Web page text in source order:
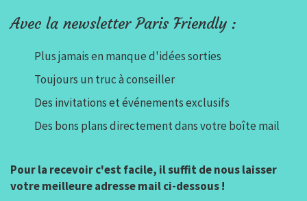
Avec la newsletter Paris Friendly :
Plus jamais en manque d'idées sorties
Toujours un truc à conseiller
Des invitations et événements exclusifs
Des bons plans directement dans votre boîte mail
Pour la recevoir c'est facile, il suffit de nous laisser
votre meilleure adresse mail ci-dessous !